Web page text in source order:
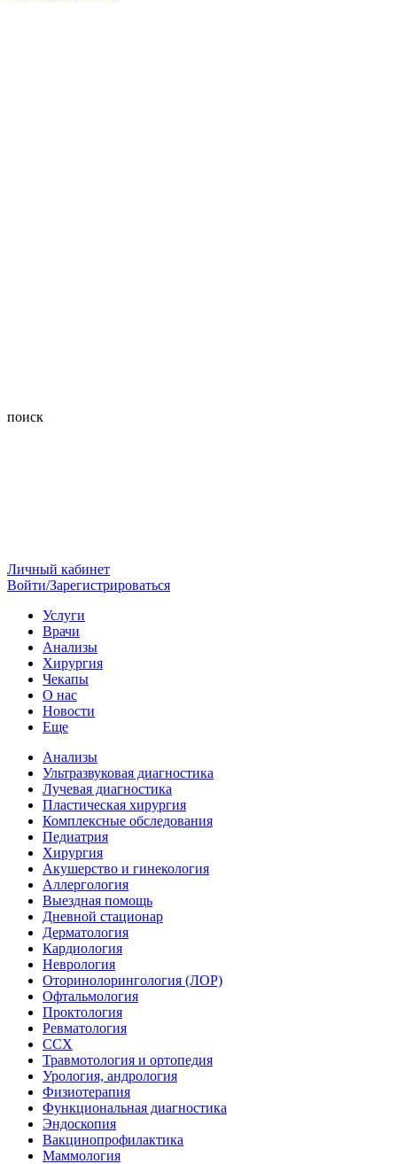
поиск
Личный кабинет
Войти/Зарегистрироваться
Услуги
Врачи
Анализы
Хирургия
Чекапы
О нас
Новости
Еще
Анализы
Ультразвуковая диагностика
Лучевая диагностика
Пластическая хирургия
Комплексные обследования
Педиатрия
Хирургия
Акушерство и гинекология
Аллергология
Выездная помощь
Дневной стационар
Дерматология
Кардиология
Неврология
Оторинолорингология (ЛОР)
Офтальмология
Проктология
Ревматология
ССХ
Травмотология и ортопедия
Урология, андрология
Физиотерапия
Функциональная диагностика
Эндоскопия
Вакцинопрофилактика
Маммология